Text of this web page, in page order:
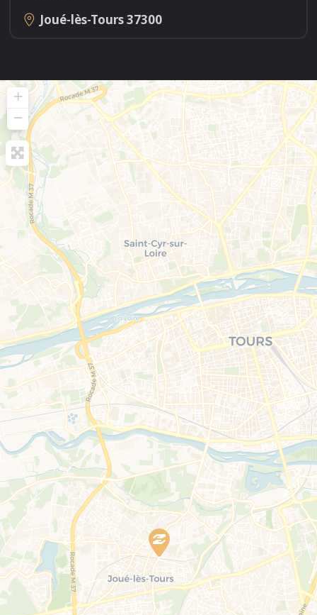
Joué-lès-Tours37300
+
−